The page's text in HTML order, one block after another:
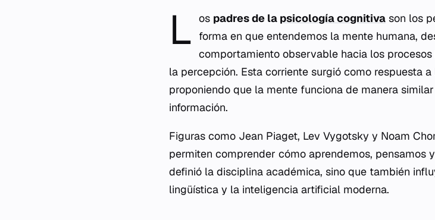
L os padres de la psicología cognitiva son los
forma en que entendemos la mente humana,
comportamiento observable hacia los
la percepción. Esta corriente surgió como respuesta
proponiendo que la mente funciona de manera
información.
Figuras como Jean Piaget, Lev Vygotsky y Noam
permiten comprender cómo aprendemos, pensamos
definió la disciplina académica, sino que también
lingüística y la inteligencia artificial moderna.